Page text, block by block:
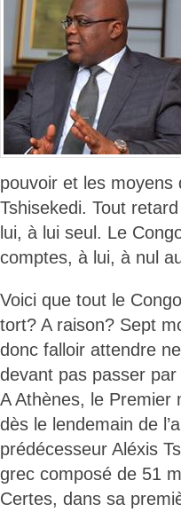
pouvoir et les moyens
Tshisekedi. Tout
lui, à lui seul. Le
comptes, à lui, à nul
Voici que tout le
tort? A raison? Sept
donc falloir attendre
devant pas passer
A Athènes, le Premier
dès le lendemain de
prédécesseur Aléxis
grec composé de 51
Certes, dans sa